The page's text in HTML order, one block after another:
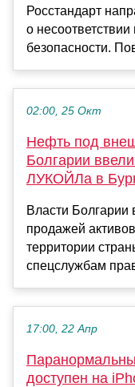
Росстандарт
о
безопасности.
02:00, 25 Окт
Нефть под
Болгарии
ЛУКОЙЛа в
Власти Болгарии
продажей
территории
спецслужбам
17:00, 22 Апр
доступен на